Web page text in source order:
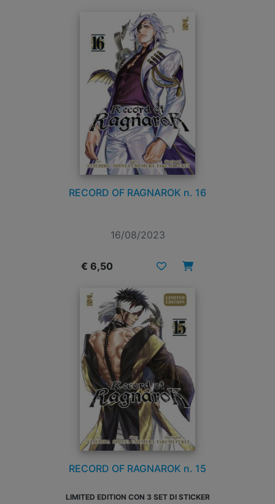
RECORD OF RAGNAROK n. 16
16/08/2023
€ 6,50
RECORD OF RAGNAROK n. 15
LIMITED EDITION CON 3 SET DI STICKER